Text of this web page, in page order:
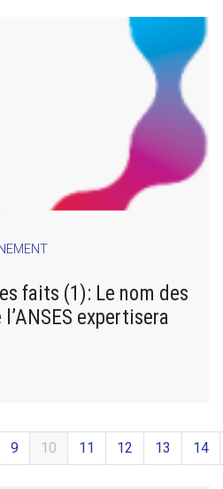
faits (1): Le nom des
expertisera
9 10 11 12 13 14